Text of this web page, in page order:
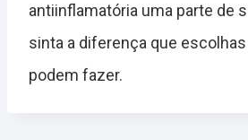
antiinflamatória uma parte de
sinta a diferença que
podem fazer.